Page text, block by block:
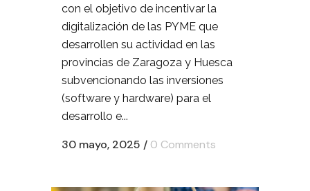
con el objetivo de incentivar la
digitalización de las PYME que
desarrollen su actividad en las
provincias de Zaragoza y Huesca
subvencionando las inversiones
(software y hardware) para el
desarrollo e...
30 mayo, 2025 / 0 Comments